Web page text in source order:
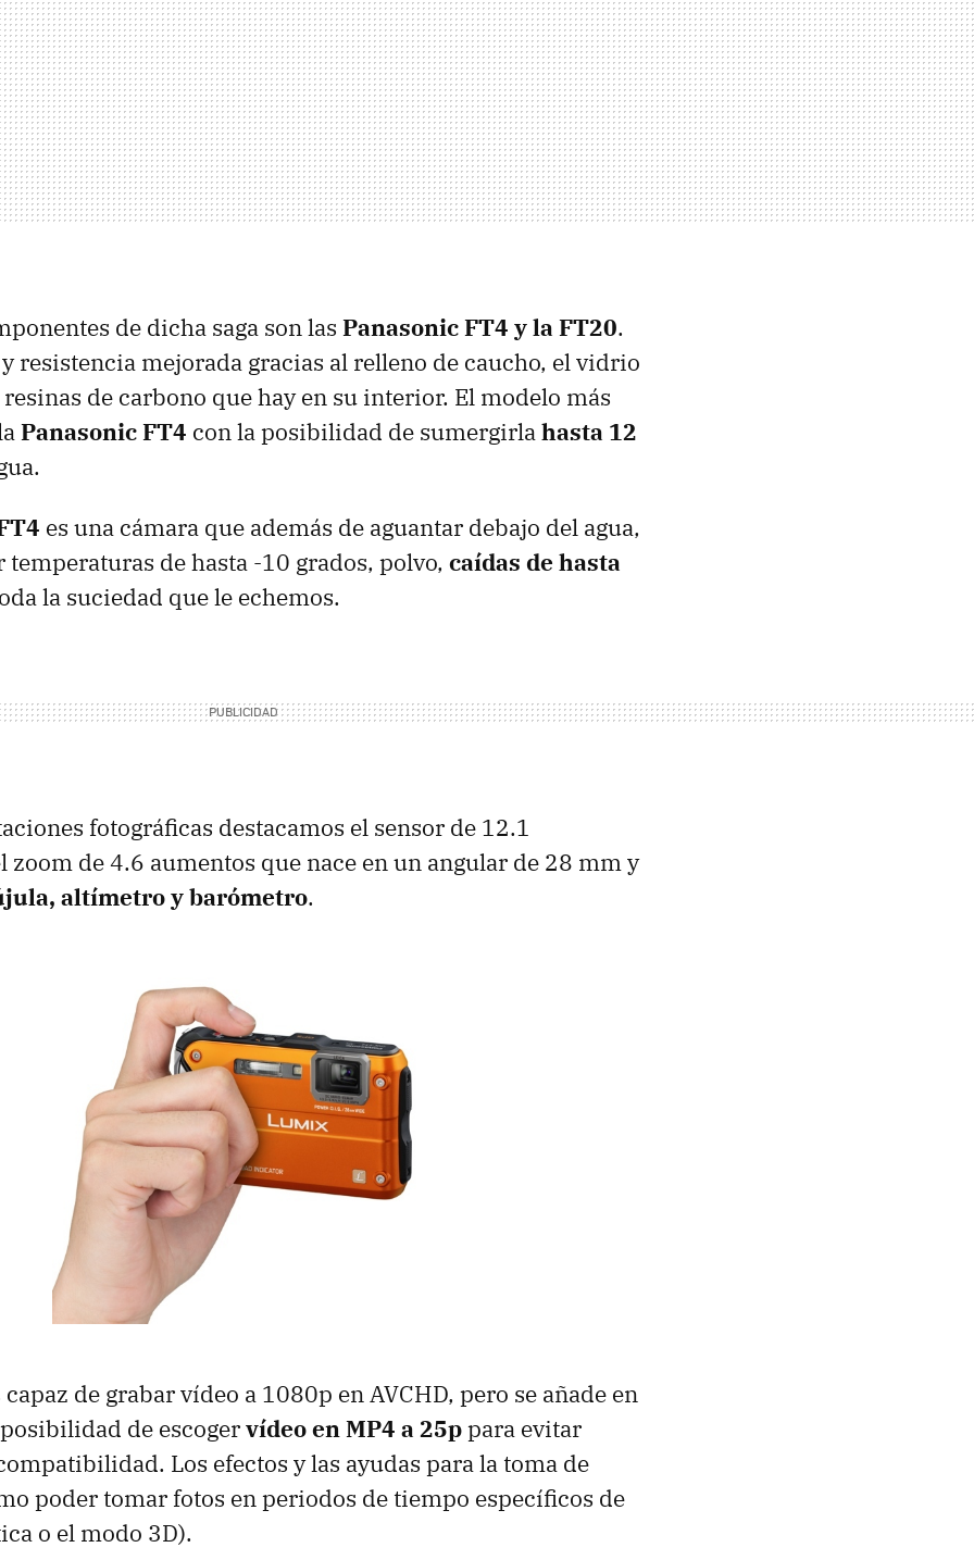
de dicha saga son las Panasonic FT4 y la FT20.
resistencia mejorada gracias al relleno de caucho, el vidrio
de carbono que hay en su interior. El modelo más
Panasonic FT4 con la posibilidad de sumergirlahasta 12
es una cámara que además de aguantar debajo del agua,
de hasta -10 grados, polvo, caídas de hasta
la suciedad que le echemos.
fotográficas destacamos el sensor de 12.1
zoom de 4.6 aumentos que nace en un angular de 28 mm y
altímetro y barómetro.
capaz de grabar vídeo a 1080p enAVCHD, pero se añade en
de escogervídeo en MP4 a 25ppara evitar
Los efectos y las ayudas para la toma de
poder tomar fotos en periodos de tiempo específicos de
o el modo 3D).